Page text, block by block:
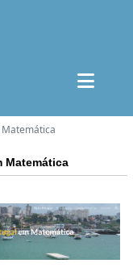
Matemática